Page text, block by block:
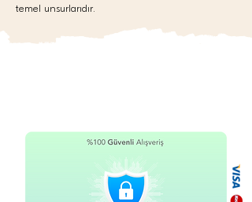
temel unsurlarıdır.